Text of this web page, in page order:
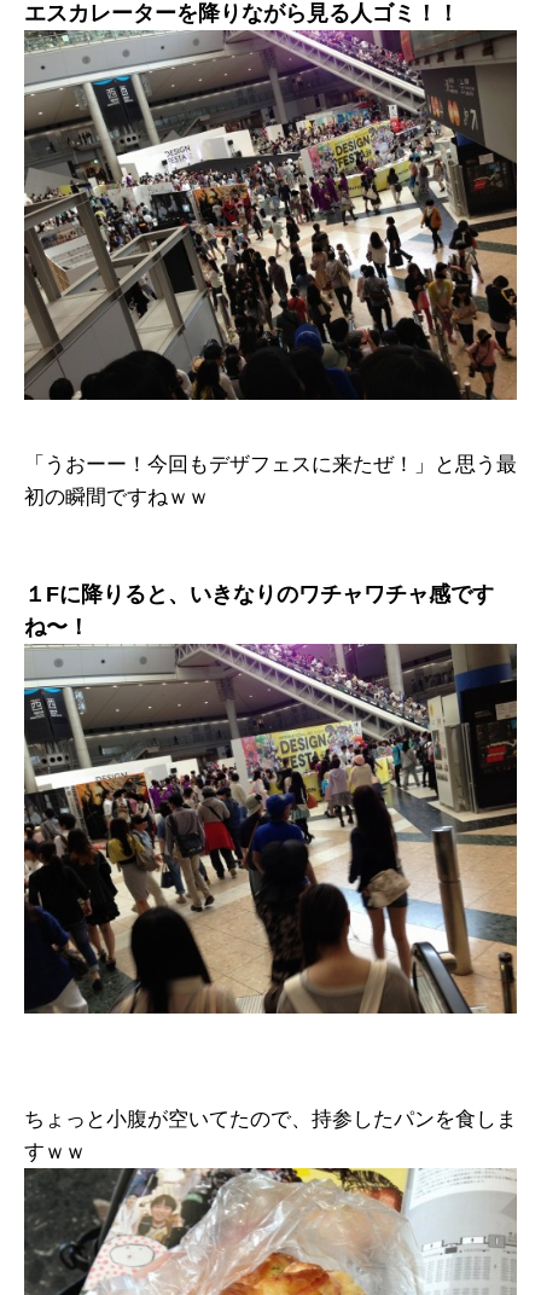
エスカレーターを降りながら見る人ゴミ！！
「うおーー！今回もデザフェスに来たぜ！」と思う最
初の瞬間ですねｗｗ
１Fに降りると、いきなりのワチャワチャ感です
ね〜！
ちょっと小腹が空いてたので、持参したパンを食しま
すｗｗ